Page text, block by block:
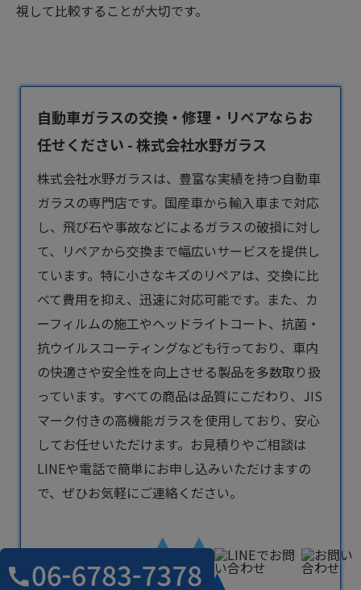
視して比較することが大切です。
自動車ガラスの交換・修理・リペアならお
任せください - 株式会社水野ガラス
株式会社水野ガラスは、豊富な実績を持つ自動車
ガラスの専門店です。国産車から輸入車まで対応
し、飛び石や事故などによるガラスの破損に対し
て、リペアから交換まで幅広いサービスを提供し
ています。特に小さなキズのリペアは、交換に比
べて費用を抑え、迅速に対応可能です。また、カ
ーフィルムの施工やヘッドライトコート、抗菌・
抗ウイルスコーティングなども行っており、車内
の快適さや安全性を向上させる製品を多数取り扱
っています。すべての商品は品質にこだわり、JIS
マーク付きの高機能ガラスを使用しており、安心
してお任せいただけます。お見積りやご相談は
LINEや電話で簡単にお申し込みいただけますの
で、ぜひお気軽にご連絡ください。